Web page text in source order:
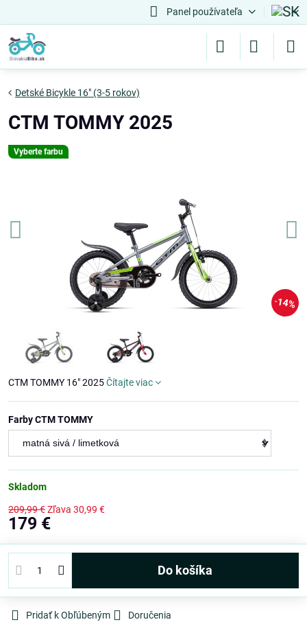
Panel používateľa
Vyberte farbu
14%
Detské Bicykle 16" (3-5 rokov)
CTM TOMMY 2025
CTM TOMMY 16" 2025Čítajte viac
Farby CTM TOMMY
Skladom
209,99 €Zľava 30,99 €
179 €
Do košíka
Pridať k Obľúbeným Doručenia